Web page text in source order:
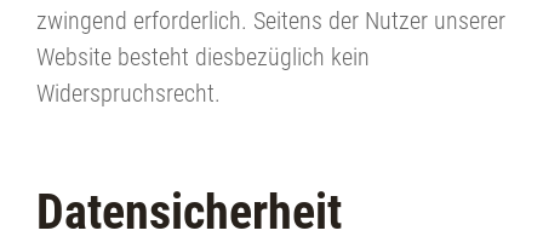
zwingend erforderlich. Seitens der Nutzer unserer
Website besteht diesbezüglich kein
Widerspruchsrecht.
Datensicherheit